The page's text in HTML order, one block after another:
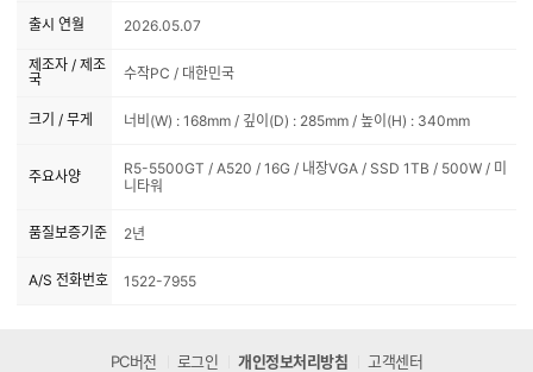
출시 연월 2026.05.07
제조자 / 제조
국
수작PC / 대한민국
크기 / 무게 너비(W) : 168mm / 깊이(D) : 285mm / 높이(H) : 340mm
주요사양
R5-5500GT / A520 / 16G / 내장VGA / SSD 1TB / 500W / 미
니타워
품질보증기준 2년
A/S 전화번호 1522-7955
PC버전 로그인 개인정보처리방침 고객센터